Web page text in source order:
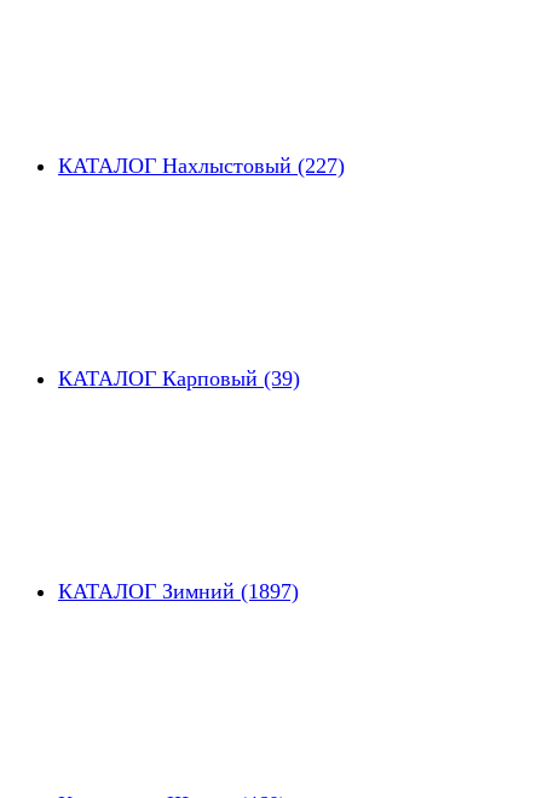
КАТАЛОГ Нахлыстовый (227)
КАТАЛОГ Карповый (39)
КАТАЛОГ Зимний (1897)